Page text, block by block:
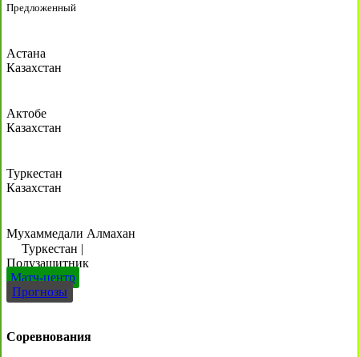
Предложенный
Астана
Казахстан
Актобе
Казахстан
Туркестан
Казахстан
Мухаммедали Алмахан
Туркестан |
Полузащитник
Матч-центр
Прогнозы
Соревнования